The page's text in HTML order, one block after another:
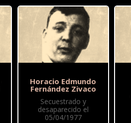
Horacio Edmundo
Fernández Zivaco
Secuestrado y
desaparecido el
05/04/1977